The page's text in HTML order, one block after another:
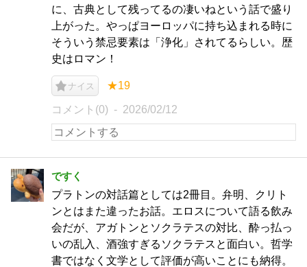
に、古典として残ってるの凄いねという話で盛り
上がった。やっぱヨーロッパに持ち込まれる時に
そういう禁忌要素は「浄化」されてるらしい。歴
史はロマン！
ナイス ★19
コメント(0) 2026/02/12
ですく
プラトンの対話篇としては2冊目。弁明、クリト
ンとはまた違ったお話。エロスについて語る飲み
会だが、アガトンとソクラテスの対比、酔っ払っ
いの乱入、酒強すぎるソクラテスと面白い。哲学
書ではなく文学として評価が高いことにも納得。